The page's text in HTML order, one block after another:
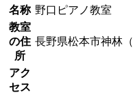
名称 野口ピアノ教室
教室
の住
所
長野県松本市神林（
アク
セス